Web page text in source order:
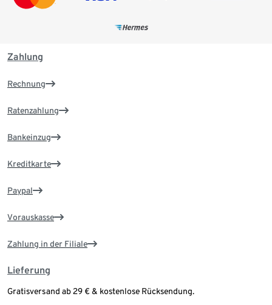
Zahlung
Rechnung
Ratenzahlung
Bankeinzug
Kreditkarte
Paypal
Vorauskasse
Zahlung in der Filiale
Lieferung
Gratisversand ab 29 € & kostenlose Rücksendung.